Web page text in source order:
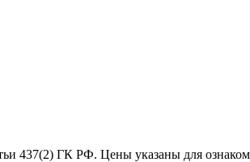
437(2) ГК РФ. Цены указаны для